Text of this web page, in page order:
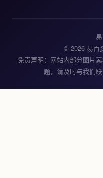
© 2026 易百
免责声明：网站内部分图片
题，请及时与我们联